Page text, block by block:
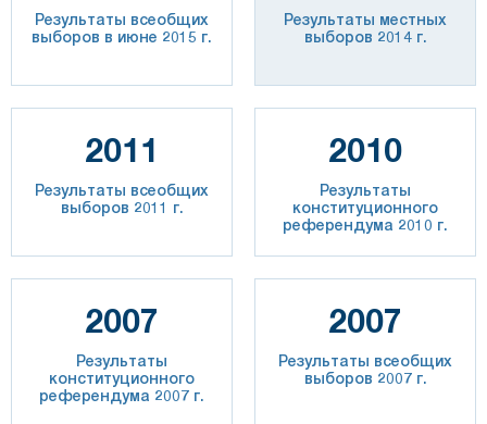
Результаты всеобщих
выборов в июне 2015 г.
Результаты местных
выборов 2014 г.
2011
Результаты всеобщих
выборов 2011 г.
2010
Результаты
конституционного
референдума 2010 г.
2007
Результаты
конституционного
референдума 2007 г.
2007
Результаты всеобщих
выборов 2007 г.